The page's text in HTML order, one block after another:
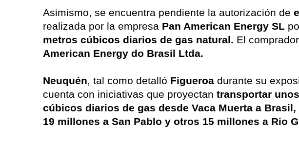
Asimismo, se encuentra pendiente la autorización de
realizada por la empresa Pan American Energy SL
metros cúbicos diarios de gas natural. El
American Energy do Brasil Ltda.
Neuquén , tal como detalló Figueroa durante su
cuenta con iniciativas que proyectan transportar
cúbicos diarios de gas desde Vaca Muerta a Brasil,
19 millones a San Pablo y otros 15 millones a Rio